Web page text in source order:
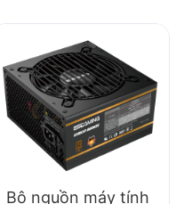
Bộ nguồn máy tính